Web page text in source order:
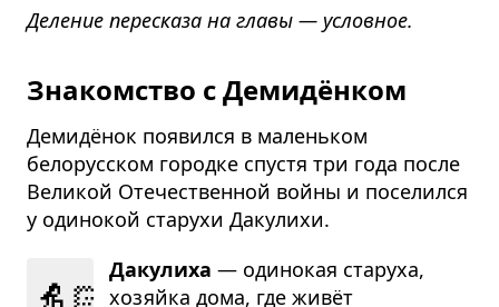
Деление пересказа на главы — условное.
Знакомство с Демидёнком
Демидёнок появился в маленьком
белорусском городке спустя три года после
Великой Отечественной войны и поселился
у одинокой старухи Дакулихи.
Дакулиха — оди­но­кая ста­руха,
хозяйка дома, где живёт